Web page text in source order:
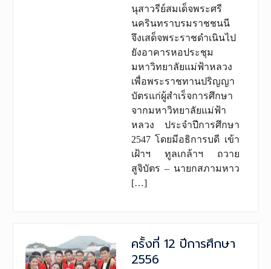
นุสาวรีย์สมเด็จพระศรี
นครินทราบรมราชชนนี
จึงเสด็จพระราชดําเนินไป
ยังอาคารหอประชุม
มหาวิทยาลัยแม่ฟ้าหลวง
เพื่อพระราชทานปริญญา
บัตรแก่ผู้สําเร็จการศึกษา
จากมหาวิทยาลัยแม่ฟ้า
หลวง ประจําปีการศึกษา
2547 โดยมีอธิการบดี เข้า
เฝ้าฯ ทูลเกล้าฯ ถวาย
สูจิบัตร – นายกสภามหาว
[…]
ครั้งที่ 12 ปีการศึกษา
2556